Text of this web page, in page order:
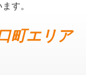
す。
町エリア